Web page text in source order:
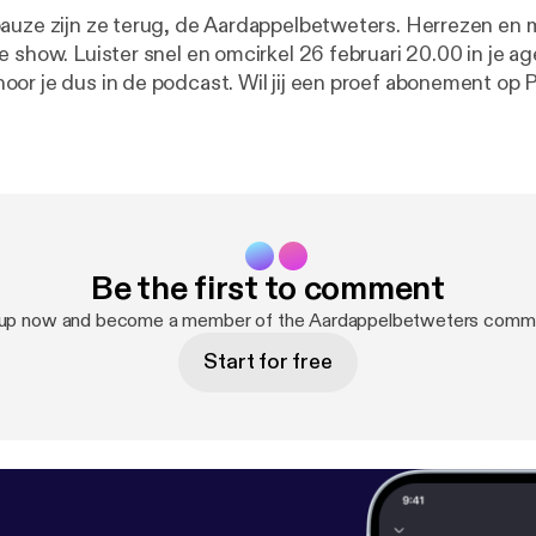
zijn ze terug, de Aardappelbetweters. Herrezen en
show. Luister snel en omcirkel 26 februari 20.00 in je
Wil jij een proef abonement op Podimo om
alles van Marijn en Bannie (IRATECRISPS) Social Media *
www.instagram.com/aardappelbetweters ] Youtub [
Be the first to comment
now and become a member of the Aardappelbetweters
Start for free